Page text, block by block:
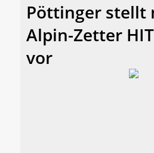
Pöttinger stellt
Alpin-Zetter
vor